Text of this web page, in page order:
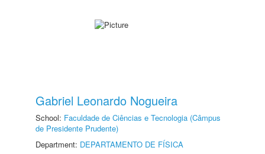
Gabriel Leonardo Nogueira
School: Faculdade de Ciências e Tecnologia (Câmpus
de Presidente Prudente)
Department: DEPARTAMENTO DE FÍSICA